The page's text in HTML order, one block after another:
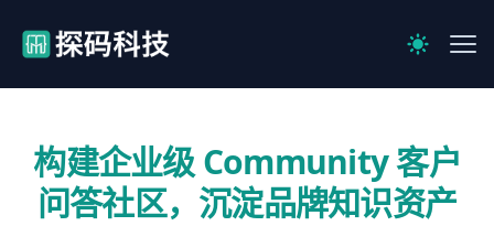
【官网】探码科技
Switch
构建企业级 Community 客户
问答社区，沉淀品牌知识资产